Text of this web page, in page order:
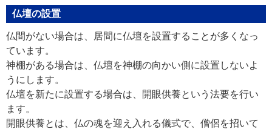
仏壇の設置
仏間がない場合は、居間に仏壇を設置することが多くなっ
ています。
神棚がある場合は、仏壇を神棚の向かい側に設置しないよ
うにします。
仏壇を新たに設置する場合は、開眼供養という法要を行い
ます。
開眼供養とは、仏の魂を迎え入れる儀式で、僧侶を招いて